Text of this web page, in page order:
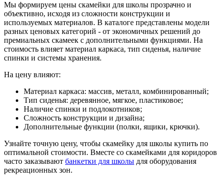
Мы формируем цены скамейки для школы прозрачно и
объективно, исходя из сложности конструкции и
используемых материалов. В каталоге представлены модели
разных ценовых категорий - от экономичных решений до
премиальных скамеек с дополнительными функциями. На
стоимость влияет материал каркаса, тип сиденья, наличие
спинки и системы хранения.
На цену влияют:
Материал каркаса: массив, металл, комбинированный;
Тип сиденья: деревянное, мягкое, пластиковое;
Наличие спинки и подлокотников;
Сложность конструкции и дизайна;
Дополнительные функции (полки, ящики, крючки).
Узнайте точную цену, чтобы скамейку для школы купить по
оптимальной стоимости. Вместе со скамейками для коридоров
часто заказывают банкетки для школы для оборудования
рекреационных зон.